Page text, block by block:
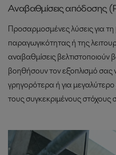
Αναβαθμίσεις απόδοσης
Προσαρμοσμένες λύσεις για
παραγωγικότητας ή της
αναβαθμίσεις βελτιστοποιούν
βοηθήσουν τον εξοπλισμό σας
γρηγορότερα ή για
τους συγκεκριμένους στόχους